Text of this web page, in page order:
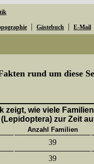
| Gästebuch | E-Mail
rund um diese
zeigt, wie viele
zur Zeit
Anzahl Familien
39
39